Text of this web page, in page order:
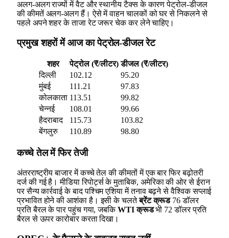
अलग-अलग राज्यों में वैट और स्थानीय टैक्स के कारण पेट्रोल-डीजल
की कीमतें अलग-अलग हैं। ऐसे में वाहन चालकों को घर से निकलने से
पहले अपने शहर के ताजा रेट जरूर चेक कर लेने चाहिए।
प्रमुख शहरों में आज का पेट्रोल-डीजल रेट
शहर पेट्रोल (₹/लीटर) डीजल (₹/लीटर)
दिल्ली
102.12
95.20
मुंबई
111.21
97.83
कोलकाता 113.51
99.82
चेन्नई
108.01
99.66
हैदराबाद
115.73
103.82
बेंगलुरु
110.89 98.80
कच्चे तेल में फिर तेजी
अंतरराष्ट्रीय बाजार में कच्चे तेल की कीमतों में एक बार फिर बढ़ोतरी
दर्ज की गई है। मीडिया रिपोर्ट्स के मुताबिक, अमेरिका की ओर से ईरान
पर सैन्य कार्रवाई के बाद पश्चिम एशिया में तनाव बढ़ने से वैश्विक सप्लाई
प्रभावित होने की आशंका है। इसी के चलतेब्रेंट क्रूड76 डॉलर
प्रति बैरल के पार पहुंच गया, जबकिWTI क्रूडभी 72 डॉलर प्रति
बैरल से ऊपर कारोबार करता दिखा।